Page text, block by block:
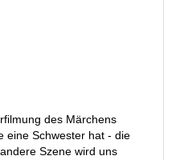
des Märchens
eine Schwester hat - die
Szene wird uns